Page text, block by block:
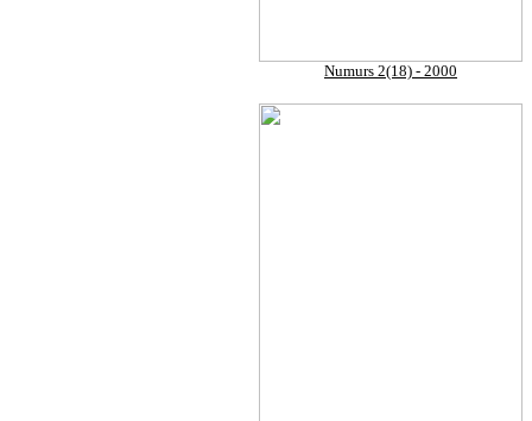
Numurs 2(18) - 2000